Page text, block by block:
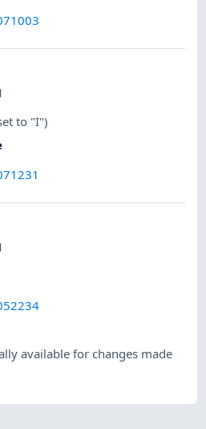
to "I")
available for changes made